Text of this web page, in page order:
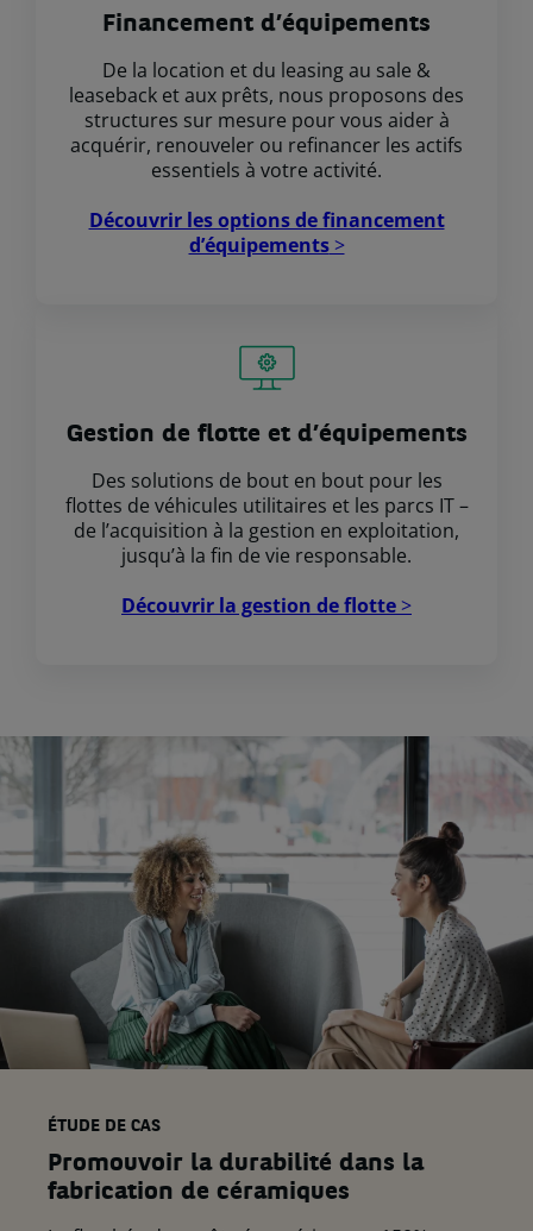
Financement d’équipements
De la location et du leasing au sale &
leaseback et aux prêts, nous proposons des
structures sur mesure pour vous aider à
acquérir, renouveler ou refinancer les actifs
essentiels à votre activité.
Découvrir les options de financement
d’équipements>
Gestion de flotte et d’équipements
Des solutions de bout en bout pour les
flottes de véhicules utilitaires et les parcs IT –
de l’acquisition à la gestion en exploitation,
jusqu’à la fin de vie responsable.
Découvrir la gestion de flotte >
ÉTUDE DE CAS
Promouvoir la durabilité dans la
fabrication de céramiques